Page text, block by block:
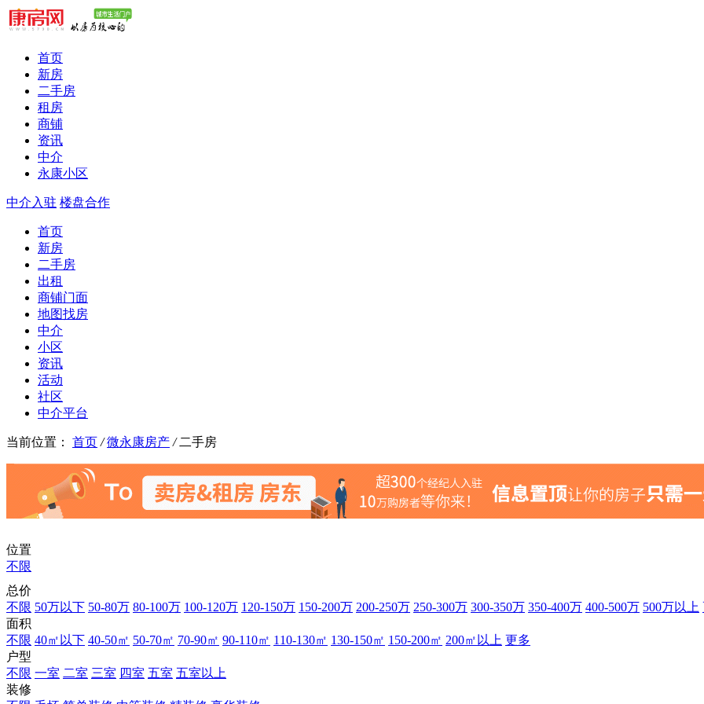
首页
新房
二手房
租房
商铺
资讯
中介
永康小区
中介入驻 楼盘合作
首页
新房
二手房
出租
商铺门面
地图找房
中介
小区
资讯
活动
社区
中介平台
当前位置： 首页 / 微永康房产 / 二手房
位置
不限
总价
不限 50万以下 50-80万 80-100万 100-120万 120-150万 150-200万 200-250万 250-300万 300-350万 350-400万 400-500万 500万以上
面积
不限 40㎡以下 40-50㎡ 50-70㎡ 70-90㎡ 90-110㎡ 110-130㎡ 130-150㎡ 150-200㎡ 200㎡以上 更多
户型
不限 一室 二室 三室 四室 五室 五室以上
装修